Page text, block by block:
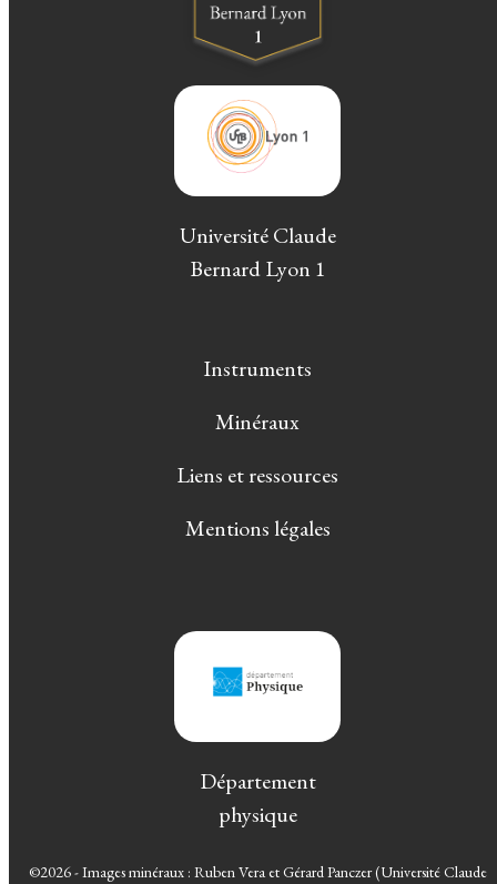
Université Claude
Bernard Lyon 1
Instruments
Minéraux
Liens et ressources
Mentions légales
Département
physique
©2026 - Images minéraux : Ruben Vera et Gérard Panczer (Université Claude